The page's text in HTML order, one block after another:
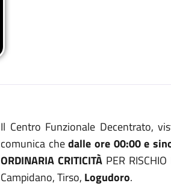
Il Centro Funzionale Decentrato,
comunica chedalle ore 00:00 e
ORDINARIA CRITICITÀ PER
Campidano, Tirso, Logudoro.